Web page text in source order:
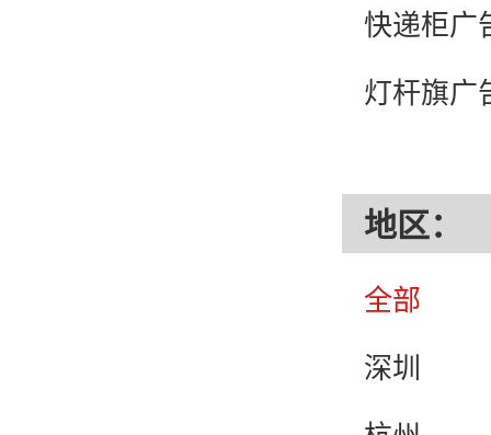
快递柜广
灯杆旗广
地区：
全部
深圳